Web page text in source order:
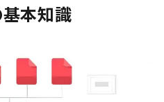
本知識